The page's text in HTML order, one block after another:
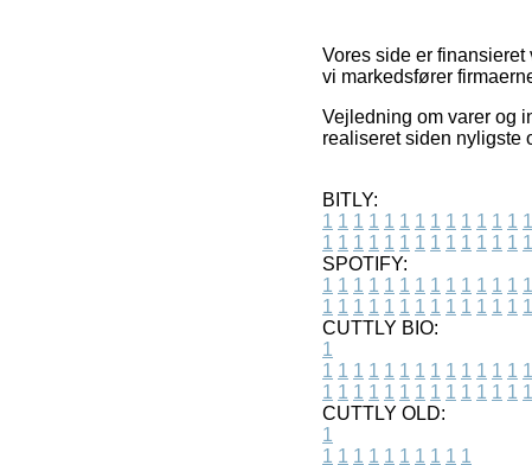
Vores side er
vi markedsfører
Vejledning om varer og
realiseret siden nyligste
BITLY:
1 1 1 1 1 1 1 1 1 1 1 1 1 1
1 1 1 1 1 1 1 1 1 1 1 1 1 1
SPOTIFY:
1 1 1 1 1 1 1 1 1 1 1 1 1 1
1 1 1 1 1 1 1 1 1 1 1 1 1 1
CUTTLY BIO:
1
1 1 1 1 1 1 1 1 1 1 1 1 1 1
1 1 1 1 1 1 1 1 1 1 1 1 1 1
CUTTLY OLD:
1
1 1 1 1 1 1 1 1 1 1